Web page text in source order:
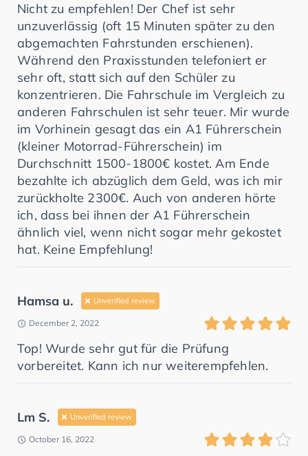
Nicht zu empfehlen! Der Chef ist sehr
unzuverlässig (oft 15 Minuten später zu den
abgemachten Fahrstunden erschienen).
Während den Praxisstunden telefoniert er
sehr oft, statt sich auf den Schüler zu
konzentrieren. Die Fahrschule im Vergleich zu
anderen Fahrschulen ist sehr teuer. Mir wurde
im Vorhinein gesagt das ein A1 Führerschein
(kleiner Motorrad-Führerschein) im
Durchschnitt 1500-1800€ kostet. Am Ende
bezahlte ich abzüglich dem Geld, was ich mir
zurückholte 2300€. Auch von anderen hörte
ich, dass bei ihnen der A1 Führerschein
ähnlich viel, wenn nicht sogar mehr gekostet
hat. Keine Empfehlung!
Hamsa u. Unverified review
December 2, 2022
Top! Wurde sehr gut für die Prüfung
vorbereitet. Kann ich nur weiterempfehlen.
Lm S. Unverified review
October 16, 2022